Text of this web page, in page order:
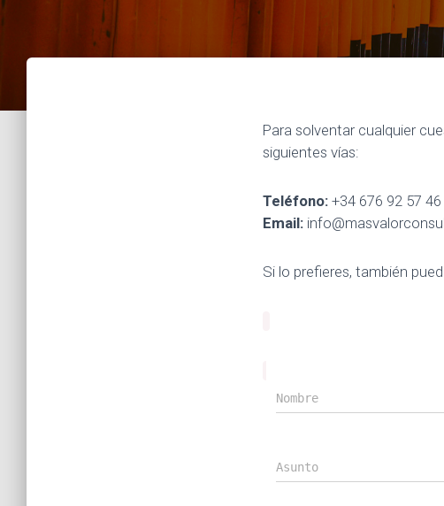
Para solventar cualquier
siguientes vías:
Teléfono: +34 676 92 57
Email:
Si lo prefieres, también
Nombre
Asunto